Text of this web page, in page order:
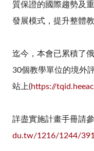
質保證的國際趨勢及
發展模式，提升整體教
迄今，本會已累積了
30個教學單位的境外
站上(https://
詳盡實施計畫手冊請
du.tw/1216/1244/